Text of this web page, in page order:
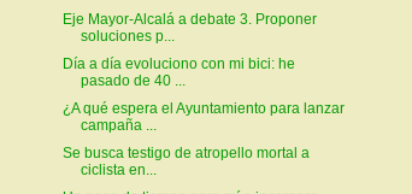
Eje Mayor-Alcalá a debate 3. Proponer
soluciones p...
Día a día evoluciono con mi bici: he
pasado de 40 ...
¿A qué espera el Ayuntamiento para lanzar
campaña ...
Se busca testigo de atropello mortal a
ciclista en...